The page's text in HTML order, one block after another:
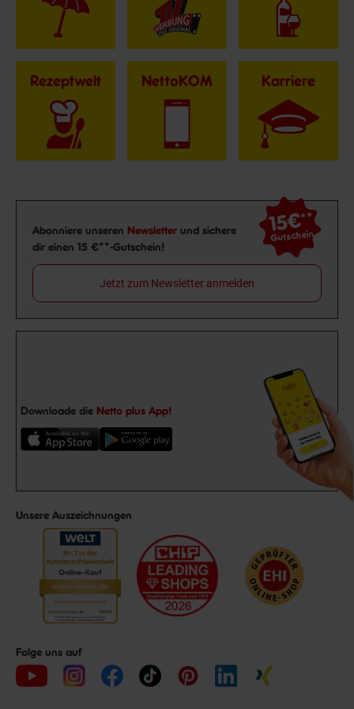
Rezeptwelt NettoKOM Karriere
Newsletter Anmeldung
Abonniere unseren Newsletter und sichere
dir einen 15 €**-Gutschein!
15€**
Gutschein
Jetzt zum Newsletter anmelden
Downloade die Netto plus App!
Unsere Auszeichnungen
Folge uns auf